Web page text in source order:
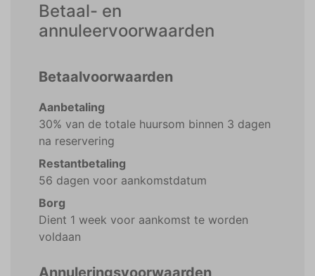
Betaal- en
annuleervoorwaarden
Betaalvoorwaarden
Aanbetaling
30% van de totale huursom binnen 3 dagen
na reservering
Restantbetaling
56 dagen voor aankomstdatum
Borg
Dient 1 week voor aankomst te worden
voldaan
Annuleringsvoorwaarden